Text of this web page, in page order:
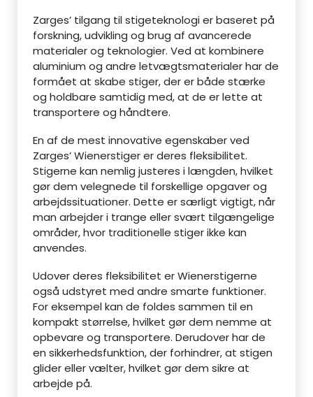
Zarges’ tilgang til stigeteknologi er baseret på
forskning, udvikling og brug af avancerede
materialer og teknologier. Ved at kombinere
aluminium og andre letvægtsmaterialer har de
formået at skabe stiger, der er både stærke
og holdbare samtidig med, at de er lette at
transportere og håndtere.
En af de mest innovative egenskaber ved
Zarges’ Wienerstiger er deres fleksibilitet.
Stigerne kan nemlig justeres i længden, hvilket
gør dem velegnede til forskellige opgaver og
arbejdssituationer. Dette er særligt vigtigt, når
man arbejder i trange eller svært tilgængelige
områder, hvor traditionelle stiger ikke kan
anvendes.
Udover deres fleksibilitet er Wienerstigerne
også udstyret med andre smarte funktioner.
For eksempel kan de foldes sammen til en
kompakt størrelse, hvilket gør dem nemme at
opbevare og transportere. Derudover har de
en sikkerhedsfunktion, der forhindrer, at stigen
glider eller vælter, hvilket gør dem sikre at
arbejde på.